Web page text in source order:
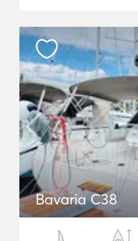
Bavaria C38